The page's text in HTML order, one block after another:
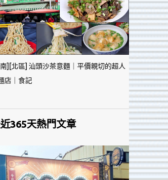
][北區] 汕頭沙茶意麵｜平價親切的超人
店｜食記
365天熱門文章